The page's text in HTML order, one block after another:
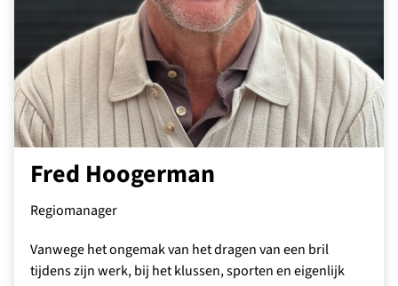
Fred Hoogerman
Regiomanager
Vanwege het ongemak van het dragen van een bril
tijdens zijn werk, bij het klussen, sporten en eigenlijk